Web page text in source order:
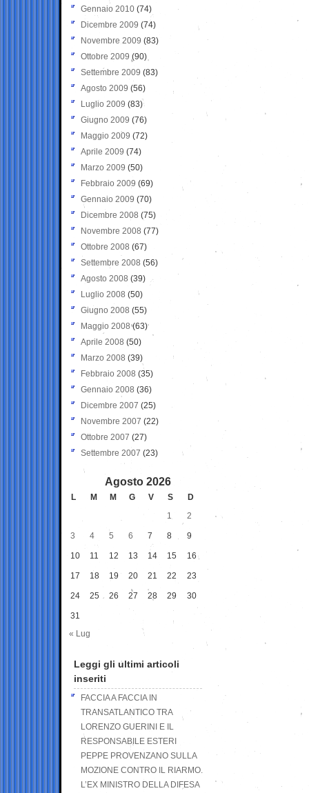
Gennaio 2010 (74)
Dicembre 2009 (74)
Novembre 2009 (83)
Ottobre 2009 (90)
Settembre 2009 (83)
Agosto 2009 (56)
Luglio 2009 (83)
Giugno 2009 (76)
Maggio 2009 (72)
Aprile 2009 (74)
Marzo 2009 (50)
Febbraio 2009 (69)
Gennaio 2009 (70)
Dicembre 2008 (75)
Novembre 2008 (77)
Ottobre 2008 (67)
Settembre 2008 (56)
Agosto 2008 (39)
Luglio 2008 (50)
Giugno 2008 (55)
Maggio 2008(63)
Aprile 2008 (50)
Marzo 2008 (39)
Febbraio 2008 (35)
Gennaio 2008 (36)
Dicembre 2007 (25)
Novembre 2007 (22)
Ottobre 2007 (27)
Settembre 2007 (23)
Agosto 2026
L M M G V S
D
1
2
3 4 5 6 7 8 9
10 11 12 13 14 15 16
17 18 19 20 21 22 23
24 25 26 27 28 29 30
31
« Lug
Leggi gli ultimi articoli
inseriti
FACCIA A FACCIA IN
TRANSATLANTICO TRA
LORENZO GUERINI E IL
RESPONSABILE ESTERI
PEPPE PROVENZANO SULLA
MOZIONE CONTRO IL RIARMO.
L’EX MINISTRO DELLA DIFESA